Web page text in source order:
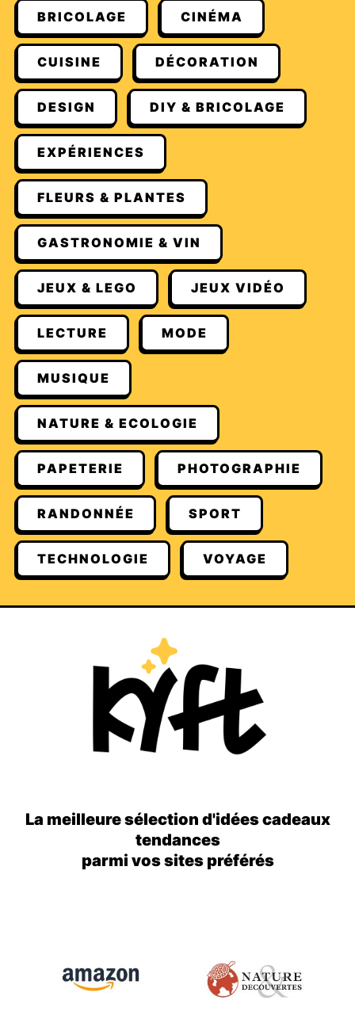
BRICOLAGE CINÉMA
CUISINE DÉCORATION
DESIGN DIY & BRICOLAGE
EXPÉRIENCES
FLEURS & PLANTES
GASTRONOMIE & VIN
JEUX & LEGO JEUX VIDÉO
LECTURE MODE
MUSIQUE
NATURE & ECOLOGIE
PAPETERIE PHOTOGRAPHIE
RANDONNÉE SPORT
TECHNOLOGIE VOYAGE
La meilleure sélection d'idées cadeaux
tendances
parmi vos sites préférés